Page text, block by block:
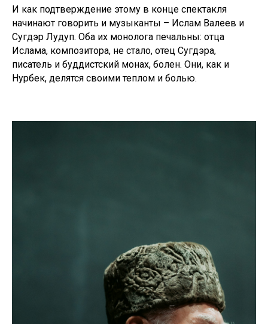
И как подтверждение этому в конце спектакля
начинают говорить и музыканты – Ислам Валеев и
Сугдэр Лудуп. Оба их монолога печальны: отца
Ислама, композитора, не стало, отец Сугдэра,
писатель и буддистский монах, болен. Они, как и
Нурбек, делятся своими теплом и болью.